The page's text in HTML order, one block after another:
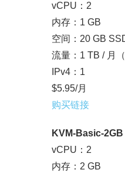
vCPU：2
内存：1 GB
空间：20 GB
流量：1 TB / 月
IPv4：1
$5.95/月
购买链接
KVM-Basic-2GB
vCPU：2
内存：2 GB